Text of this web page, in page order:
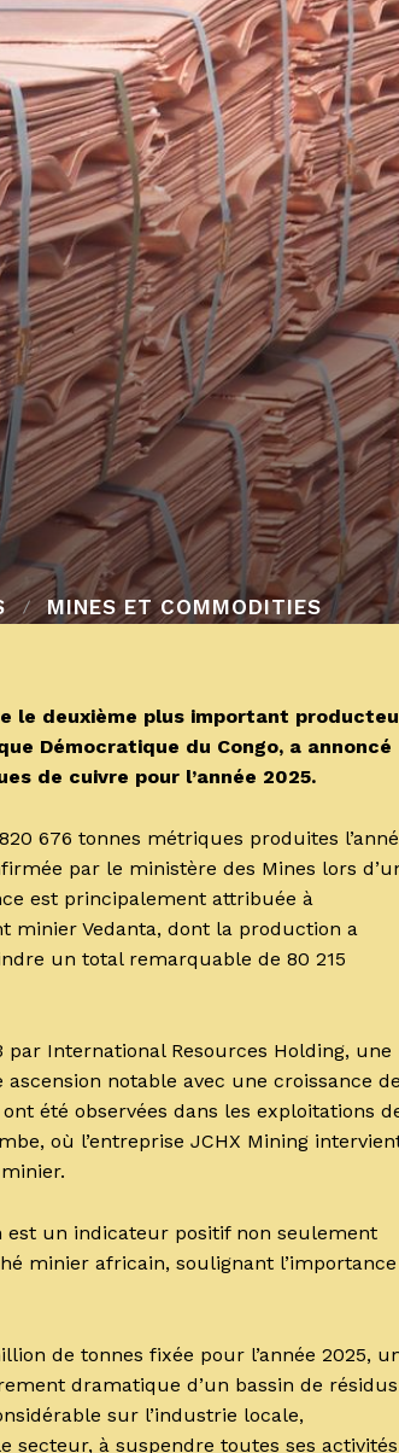
MINES ET COMMODITIES
le deuxième plus important
Démocratique du Congo, a annoncé
de cuivre pour l’année 2025.
676 tonnes métriques produites
par le ministère des Mines lors
est principalement attribuée à
minier Vedanta, dont la production a
un total remarquable de 80 215
International Resources Holding, une
notable avec une croissance
été observées dans les exploitations
où l’entreprise JCHX Mining
est un indicateur positif non seulement
minier africain, soulignant l’importance
de tonnes fixée pour l’année 2025,
dramatique d’un bassin de résidus
sur l’industrie locale,
secteur, à suspendre toutes ses